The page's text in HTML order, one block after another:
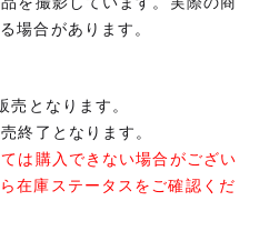
場合があります。
売となります。
終了となります。
は購入できない場合がござい
在庫ステータスをご確認くだ